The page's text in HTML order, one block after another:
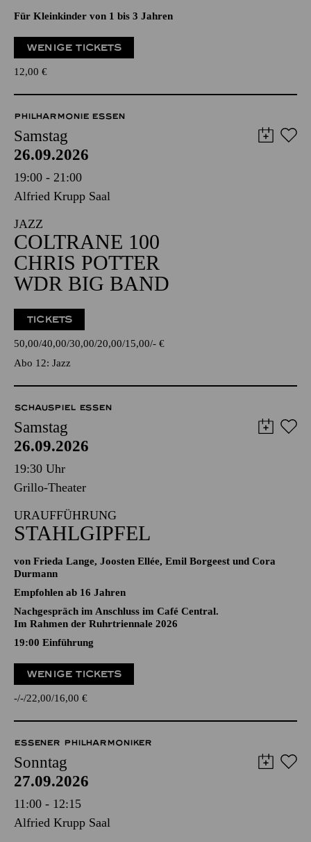
Für Kleinkinder von 1 bis 3 Jahren
WENIGE TICKETS
12,00 €
PHILHARMONIE ESSEN
Samstag
26.09.2026
19:00 - 21:00
Alfried Krupp Saal
JAZZ
COLTRANE 100
CHRIS POTTER
WDR BIG BAND
TICKETS
50,00 40,00 30,00 20,00 15,00 - €
Abo 12: Jazz
SCHAUSPIEL ESSEN
Samstag
26.09.2026
19:30 Uhr
Grillo-Theater
URAUFFÜHRUNG
STAHLGIPFEL
von Frieda Lange, Joosten Ellée, Emil Borgeest und Cora
Durmann
Empfohlen ab 16 Jahren
Nachgespräch im Anschluss im Café Central.
Im Rahmen der Ruhrtriennale 2026
19:00 Einführung
WENIGE TICKETS
- - 22,00 16,00 €
ESSENER PHILHARMONIKER
Sonntag
27.09.2026
11:00 - 12:15
Alfried Krupp Saal